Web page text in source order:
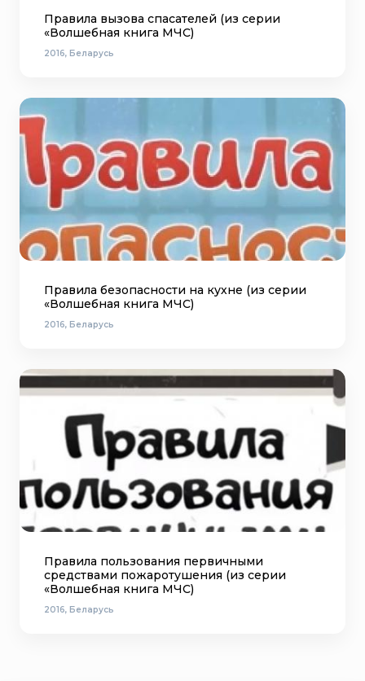
Правила вызова спасателей (из серии
«Волшебная книга МЧС)
2016, Беларусь
Правила безопасности на кухне (из серии
«Волшебная книга МЧС)
2016, Беларусь
Правила пользования первичными
средствами пожаротушения (из серии
«Волшебная книга МЧС)
2016, Беларусь